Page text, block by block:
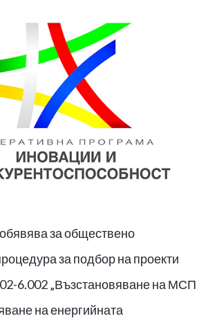
за обществено
за подбор на проекти
6.002 „Възстановяване на МСП
на енергийната